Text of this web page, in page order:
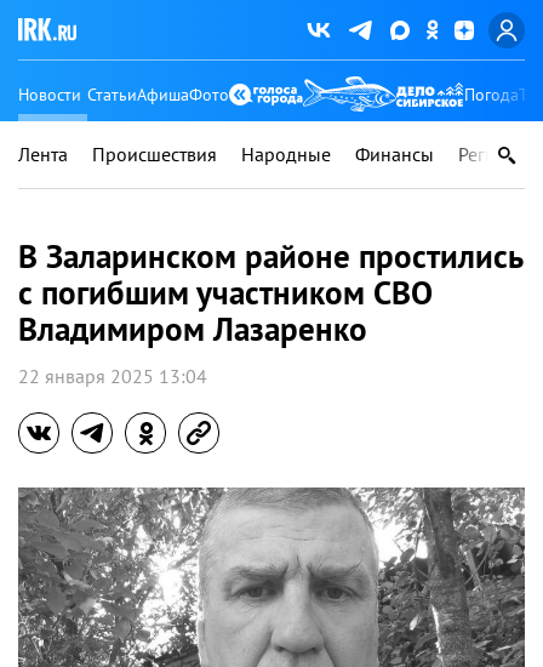
Новости СтатьиАфишаФото Погода
Лента Происшествия Народные Финансы Регионы
В Заларинском районе простились
с погибшим участником СВО
Владимиром Лазаренко
22 января 2025 13:04